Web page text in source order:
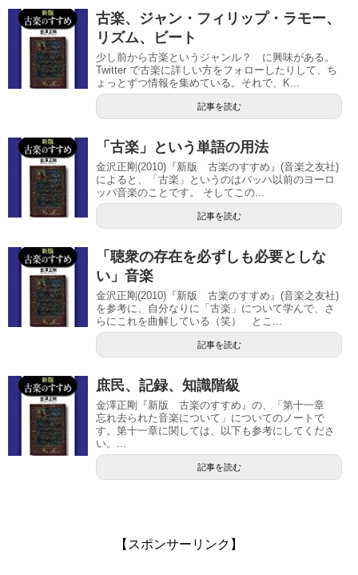
古楽、ジャン・フィリップ・ラモー、
リズム、ビート
少し前から古楽というジャンル？ に興味がある。
Twitter で古楽に詳しい方をフォローしたりして、ち
ょっとずつ情報を集めている。それで、K...
記事を読む
「古楽」という単語の用法
金沢正剛(2010)『新版 古楽のすすめ』(音楽之友社)
によると、「古楽」というのはバッハ以前のヨーロ
ッパ音楽のことです。 そしてこの...
記事を読む
「聴衆の存在を必ずしも必要としな
い」音楽
金沢正剛(2010)『新版 古楽のすすめ』(音楽之友社)
を参考に、自分なりに「古楽」について学んで、さ
らにこれを曲解している（笑） とこ...
記事を読む
庶民、記録、知識階級
金澤正剛『新版 古楽のすすめ』の、「第十一章
忘れ去られた音楽について」についてのノートで
す。第十一章に関しては、以下も参考にしてくださ
い。...
記事を読む
【スポンサーリンク】